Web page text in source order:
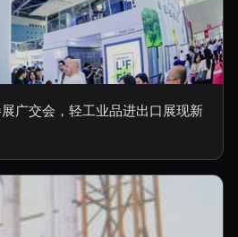
广交会，轻工业品进出口展现新